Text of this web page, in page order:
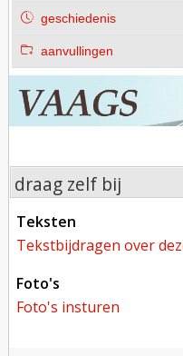
geschiedenis
aanvullingen
draag zelf bij
teksten
tekstbijdragen over
foto's
foto's insturen